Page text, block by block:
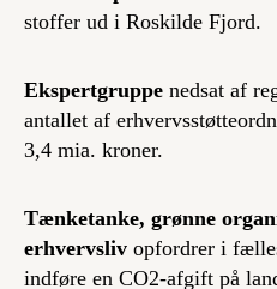
stoffer ud i Roskilde Fjord.
Ekspertgruppe nedsat af
antallet af
3,4 mia. kroner.
Tænketanke, grønne
erhvervsliv opfordrer i
indføre en CO2-afgift på